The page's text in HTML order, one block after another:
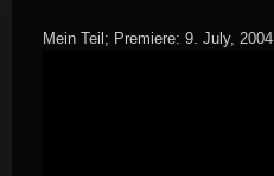
Mein Teil; Premiere: 9. July, 2004